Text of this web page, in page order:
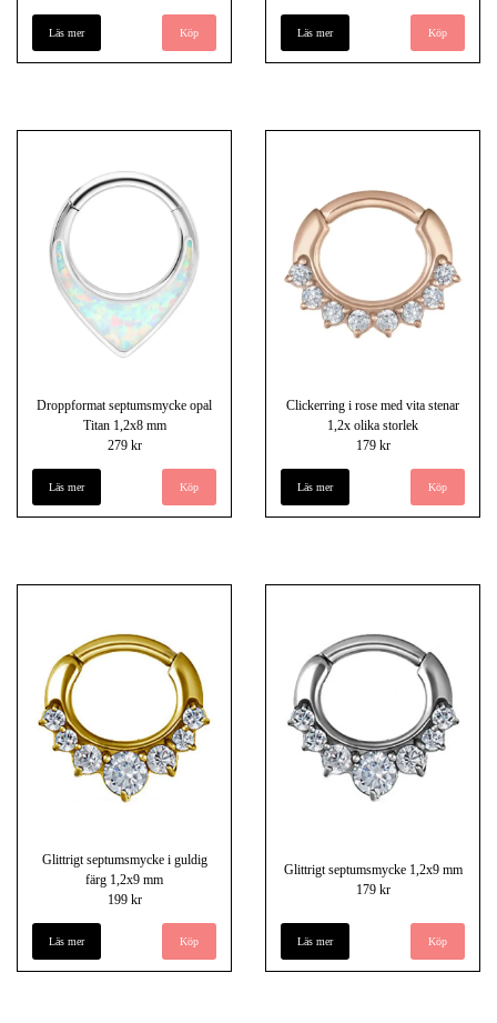
Läs mer Läs mer
Droppformat septumsmycke opal
Titan 1,2x8 mm
279 kr
Läs mer
Clickerring i rose med vita stenar
1,2x olika storlek
179 kr
Läs mer Köp
Glittrigt septumsmycke i guldig
färg 1,2x9 mm
199 kr
Läs mer
Glittrigt septumsmycke 1,2x9 mm
179 kr
Läs mer